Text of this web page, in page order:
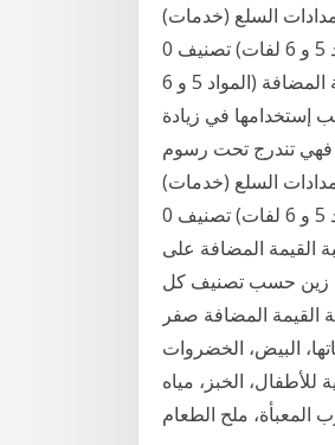
السلع (خدمات)
للاستخدام الخاص لدافع ضريبة القيمة المضافة (المواد 5 و 6 لفات) تصنيف 0% PVM29 الحالات إمدادات
(المواد 5 و 6
إستخدامها في زيادة
فهي تندرج تحت رسوم
السلع (خدمات)
للاستخدام الخاص لدافع ضريبة القيمة المضافة (المواد 5 و 6 لفات) تصنيف 0% PVM29 الحالات إمدادات
الخاص لدافع ضريبة القيمة المضافة (المواد 5 و 6 ضريبة القيمة المضافة على
زين حسب تصنيف كل
القيمة المضافة صفر
البيض، الخضروات
الخبز، مياه